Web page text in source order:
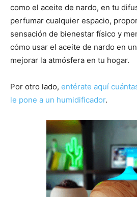
como el aceite de nardo, en tu
perfumar cualquier espacio,
sensación de bienestar físico y
cómo usar el aceite de nardo en
mejorar la atmósfera en tu hogar.
Por otro lado, entérate aquí
le pone a un humidificador.